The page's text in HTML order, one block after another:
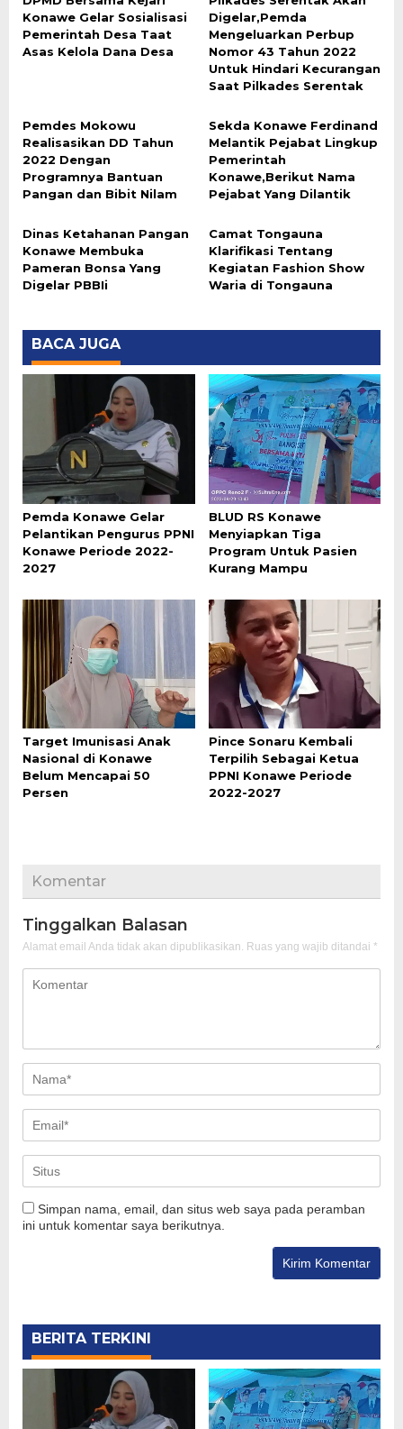
Konawe Gelar Sosialisasi
Pemerintah Desa Taat
Asas Kelola Dana Desa
Digelar,Pemda
Mengeluarkan Perbup
Nomor 43 Tahun 2022
Untuk Hindari Kecurangan
Saat Pilkades Serentak
Pemdes Mokowu
Realisasikan DD Tahun
2022 Dengan
Programnya Bantuan
Pangan dan Bibit Nilam
Sekda Konawe Ferdinand
Melantik Pejabat Lingkup
Pemerintah
Konawe,Berikut Nama
Pejabat Yang Dilantik
Dinas Ketahanan Pangan
Konawe Membuka
Pameran Bonsa Yang
Digelar PBBIi
Camat Tongauna
Klarifikasi Tentang
Kegiatan Fashion Show
Waria di Tongauna
BACA JUGA
Pemda Konawe Gelar
Pelantikan Pengurus PPNI
Konawe Periode 2022-
2027
BLUD RS Konawe
Menyiapkan Tiga
Program Untuk Pasien
Kurang Mampu
Target Imunisasi Anak
Nasional di Konawe
Belum Mencapai 50
Persen
Pince Sonaru Kembali
Terpilih Sebagai Ketua
PPNI Konawe Periode
2022-2027
Komentar
Tinggalkan Balasan
Alamat email Anda tidak akan dipublikasikan. Ruas yang wajib ditandai *
Simpan nama, email, dan situs web saya pada peramban
ini untuk komentar saya berikutnya.
BERITA TERKINI